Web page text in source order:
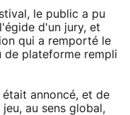
le public a pu
d'un jury, et
qui a remporté le
de plateforme rempli
annoncé, et de
au sens global,